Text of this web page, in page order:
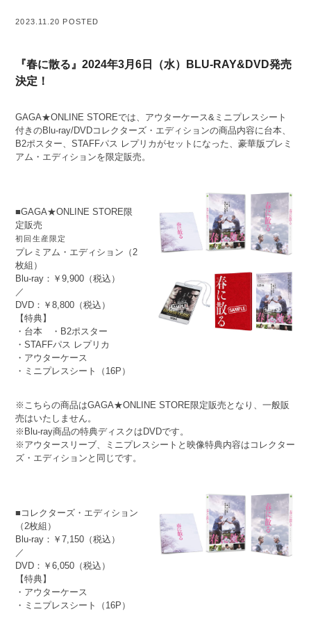
2023.11.20 POSTED
『春に散る』2024年3月6日（水）BLU-RAY&DVD発売
決定！
GAGA★ONLINE STOREでは、アウターケース&ミニプレスシート
付きのBlu-ray/DVDコレクターズ・エディションの商品内容に台本、
B2ポスター、STAFFパス レプリカがセットになった、豪華版プレミ
アム・エディションを限定販売。
■GAGA★ONLINE STORE限
定販売
初回生産限定
プレミアム・エディション（2
枚組）
Blu-ray：￥9,900（税込）
／
DVD：￥8,800（税込）
【特典】
・台本 ・B2ポスター
・STAFFパス レプリカ
・アウターケース
・ミニプレスシート（16P）
※こちらの商品はGAGA★ONLINE STORE限定販売となり、一般販
売はいたしません。
※Blu-ray商品の特典ディスクはDVDです。
※アウタースリーブ、ミニプレスシートと映像特典内容はコレクター
ズ・エディションと同じです。
■コレクターズ・エディション
（2枚組）
Blu-ray：￥7,150（税込）
／
DVD：￥6,050（税込）
【特典】
・アウターケース
・ミニプレスシート（16P）